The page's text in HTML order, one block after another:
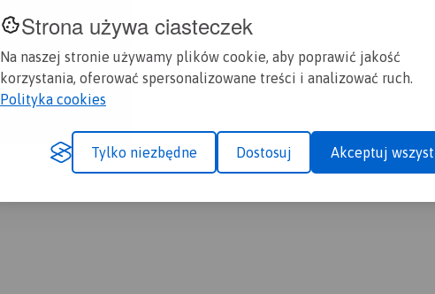
Strona używa ciasteczek
Na naszej stronie używamy plików cookie, aby poprawić jakość
korzystania, oferować spersonalizowane treści i analizować ruch.
Polityka cookies
Tylko niezbędne Dostosuj Akceptuj